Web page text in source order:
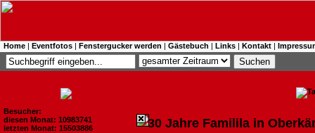
Home | Eventfotos | Fenstergucker werden | Gästebuch | Links | Kontakt |
Besucher:
diesen Monat: 10983741
letzten Monat: 15503886
30 Jahre Familila in